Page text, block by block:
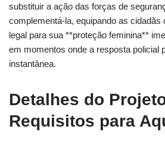
substituir a ação das forças de
complementá-la, equipando as
legal para sua **proteção feminina**
em momentos onde a resposta policial
instantânea.
Detalhes do
Requisitos para